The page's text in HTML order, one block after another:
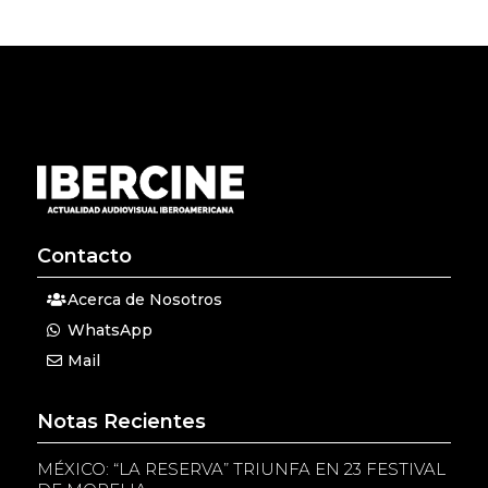
Contacto
Acerca de Nosotros
WhatsApp
Mail
Notas Recientes
MÉXICO: “LA RESERVA” TRIUNFA EN 23 FESTIVAL